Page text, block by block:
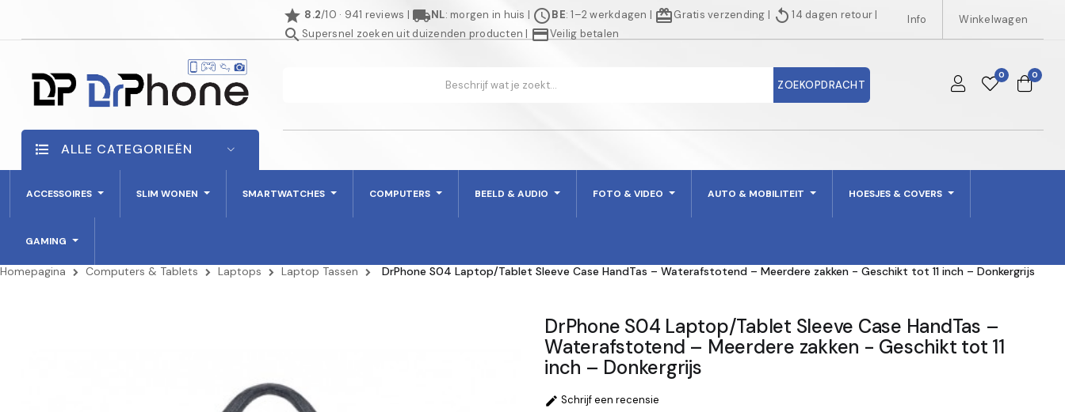
star 8.2/10 · 941 reviews | local_shippingNL: morgen in huis | scheduleBE: 1–2 werkdagen | redeemGratis verzending | replay14 dagen retour |
searchSupersnel zoeken uit duizenden producten | credit_cardVeilig betalen
Info Winkelwagen
ZOEKOPDRACHT
0 0
ALLE CATEGORIEËN
ACCESSOIRES SLIM WONEN SMARTWATCHES COMPUTERS BEELD & AUDIO FOTO & VIDEO AUTO & MOBILITEIT HOESJES & COVERS
GAMING
Homepagina Computers & Tablets Laptops Laptop Tassen DrPhone S04 Laptop/Tablet Sleeve Case HandTas – Waterafstotend – Meerdere zakken - Geschikt tot 11 inch – Donkergrijs
DrPhone S04 Laptop/Tablet Sleeve Case HandTas –
Waterafstotend – Meerdere zakken - Geschikt tot 11
inch – Donkergrijs
 Schrijf een recensie